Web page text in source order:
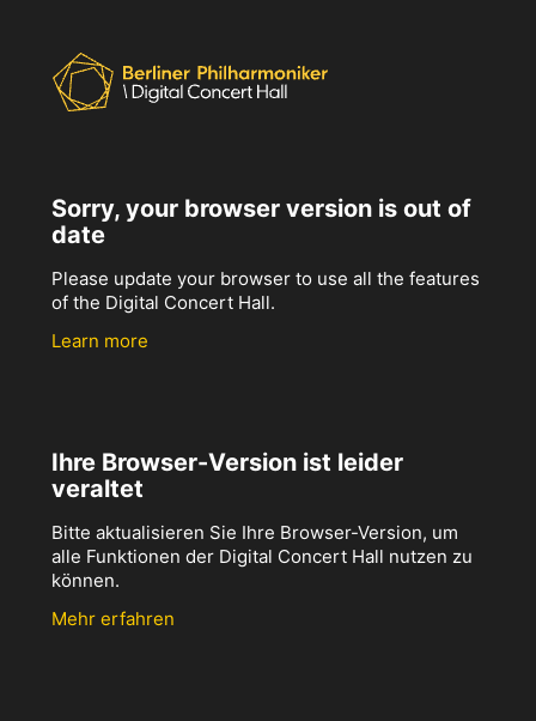
Sorry, your browser version is out of
date
Please update your browser to use all the features
of the Digital Concert Hall.
Learn more
Ihre Browser-Version ist leider
veraltet
Bitte aktualisieren Sie Ihre Browser-Version, um
alle Funktionen der Digital Concert Hall nutzen zu
können.
Mehr erfahren